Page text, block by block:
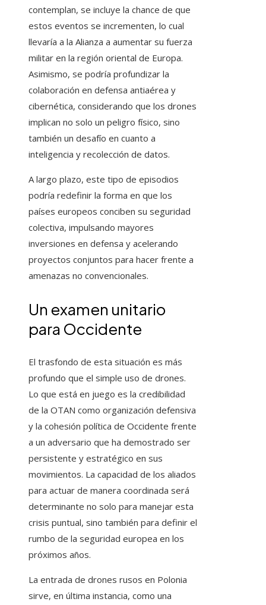
contemplan, se incluye la chance de que
estos eventos se incrementen, lo cual
llevaría a la Alianza a aumentar su fuerza
militar en la región oriental de Europa.
Asimismo, se podría profundizar la
colaboración en defensa antiaérea y
cibernética, considerando que los drones
implican no solo un peligro físico, sino
también un desafío en cuanto a
inteligencia y recolección de datos.
A largo plazo, este tipo de episodios
podría redefinir la forma en que los
países europeos conciben su seguridad
colectiva, impulsando mayores
inversiones en defensa y acelerando
proyectos conjuntos para hacer frente a
amenazas no convencionales.
Un examen unitario
para Occidente
El trasfondo de esta situación es más
profundo que el simple uso de drones.
Lo que está en juego es la credibilidad
de la OTAN como organización defensiva
y la cohesión política de Occidente frente
a un adversario que ha demostrado ser
persistente y estratégico en sus
movimientos. La capacidad de los aliados
para actuar de manera coordinada será
determinante no solo para manejar esta
crisis puntual, sino también para definir el
rumbo de la seguridad europea en los
próximos años.
La entrada de drones rusos en Polonia
sirve, en última instancia, como una